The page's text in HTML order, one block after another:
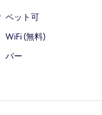
ペット可
WiFi (無料)
バー